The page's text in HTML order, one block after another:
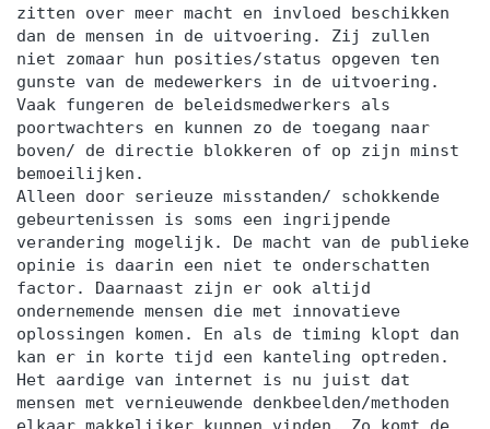
zitten over meer macht en invloed beschikken
dan de mensen in de uitvoering. Zij zullen
niet zomaar hun posities/status opgeven ten
gunste van de medewerkers in de uitvoering.
Vaak fungeren de beleidsmedwerkers als
poortwachters en kunnen zo de toegang naar
boven/ de directie blokkeren of op zijn minst
bemoeilijken.
Alleen door serieuze misstanden/ schokkende
gebeurtenissen is soms een ingrijpende
verandering mogelijk. De macht van de publieke
opinie is daarin een niet te onderschatten
factor. Daarnaast zijn er ook altijd
ondernemende mensen die met innovatieve
oplossingen komen. En als de timing klopt dan
kan er in korte tijd een kanteling optreden.
Het aardige van internet is nu juist dat
mensen met vernieuwende denkbeelden/methoden
elkaar makkelijker kunnen vinden. Zo komt de